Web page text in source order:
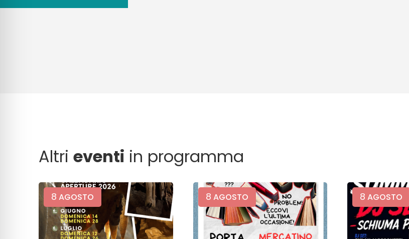
Altrieventi in programma
8 AGOSTO 8 AGOSTO 8 AGOSTO